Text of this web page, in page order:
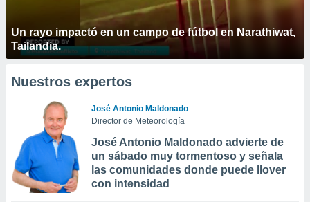
Un rayo impactó en un campo de fútbol en Narathiwat,
Tailandia.
Nuestros expertos
José Antonio Maldonado
Director de Meteorología
José Antonio Maldonado advierte de
un sábado muy tormentoso y señala
las comunidades donde puede llover
con intensidad